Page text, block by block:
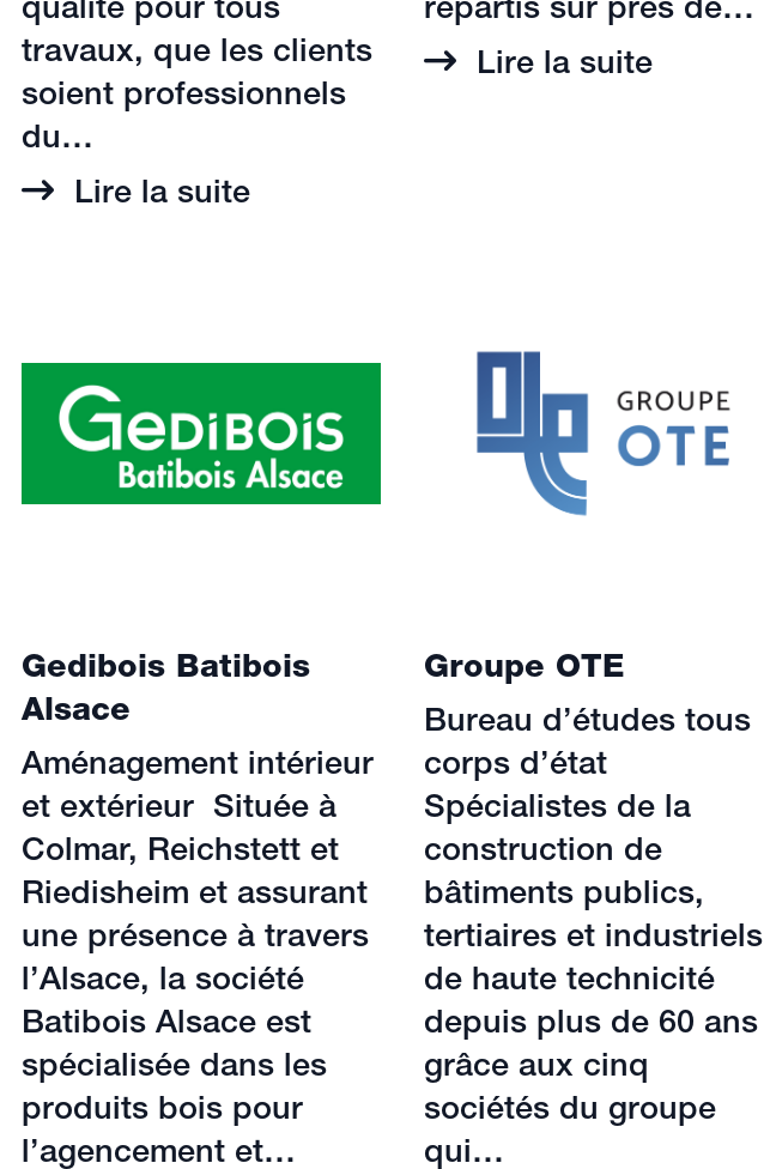
qualité pour tous
travaux, que les clients
soient professionnels
du…
Lire la suite
répartis sur près de…
Lire la suite
Gedibois Batibois
Alsace
Aménagement intérieur
et extérieur Située à
Colmar, Reichstett et
Riedisheim et assurant
une présence à travers
l’Alsace, la société
Batibois Alsace est
spécialisée dans les
produits bois pour
l’agencement et…
Groupe OTE
Bureau d’études tous
corps d’état
Spécialistes de la
construction de
bâtiments publics,
tertiaires et industriels
de haute technicité
depuis plus de 60 ans
grâce aux cinq
sociétés du groupe
qui…